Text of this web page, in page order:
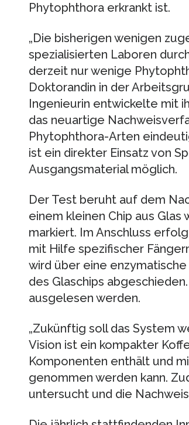
Phytophthora erkrankt ist.
„Die bisherigen wenigen
spezialisierten Laboren
derzeit nur wenige
Doktorandin in der
Ingenieurin entwickelte mit
das neuartige
Phytophthora-Arten
ist ein direkter Einsatz von
Ausgangsmaterial möglich.
Der Test beruht auf dem
einem kleinen Chip aus
markiert. Im Anschluss
mit Hilfe spezifischer
wird über eine
des Glaschips
ausgelesen werden.
„Zukünftig soll das System
Vision ist ein kompakter
Komponenten enthält und
genommen werden kann.
untersucht und die